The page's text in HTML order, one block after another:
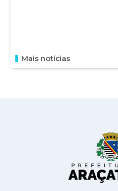
Mais notícias